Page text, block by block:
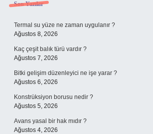
Sidebar
Son Yazılar
Termal su yüze ne zaman uygulanır ?
Ağustos 8, 2026
Kaç çeşit balık türü vardır ?
Ağustos 7, 2026
Bitki gelişim düzenleyici ne işe yarar ?
Ağustos 6, 2026
Konstrüksiyon borusu nedir ?
Ağustos 5, 2026
Avans yasal bir hak mıdır ?
Ağustos 4, 2026